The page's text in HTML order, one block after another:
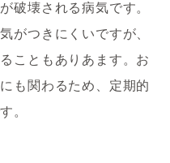
破壊される病気です。
がつきにくいですが、
こともありあます。お
も関わるため、定期的
。